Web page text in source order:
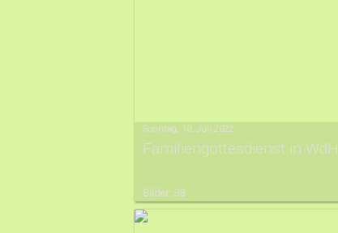
Sonntag, 10. Juli 2022
Familiengottesdienst in WdH
Bilder: 38